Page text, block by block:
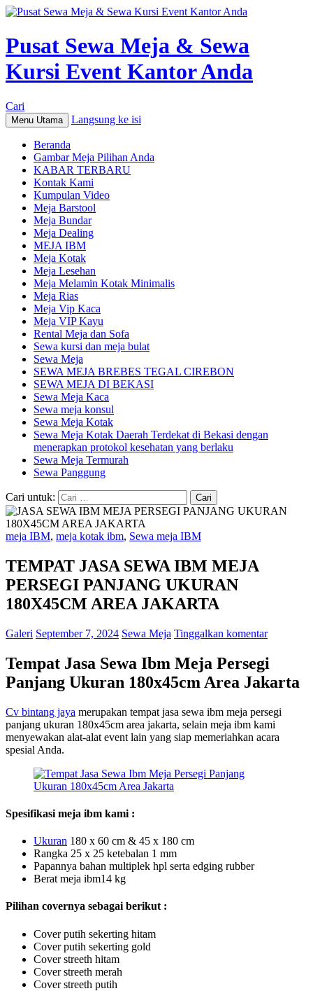
Pusat Sewa Meja & Sewa
Kursi Event Kantor Anda
Cari
Menu Utama Langsung ke isi
Beranda
Gambar Meja Pilihan Anda
KABAR TERBARU
Kontak Kami
Kumpulan Video
Meja Barstool
Meja Bundar
Meja Dealing
MEJA IBM
Meja Kotak
Meja Lesehan
Meja Melamin Kotak Minimalis
Meja Rias
Meja Vip Kaca
Meja VIP Kayu
Rental Meja dan Sofa
Sewa kursi dan meja bulat
Sewa Meja
SEWA MEJA BREBES TEGAL CIREBON
SEWA MEJA DI BEKASI
Sewa Meja Kaca
Sewa meja konsul
Sewa Meja Kotak
Sewa Meja Kotak Daerah Terdekat di Bekasi dengan
menerapkan protokol kesehatan yang berlaku
Sewa Meja Termurah
Sewa Panggung
Cari untuk:
meja IBM, meja kotak ibm, Sewa meja IBM
TEMPAT JASA SEWA IBM MEJA
PERSEGI PANJANG UKURAN
180X45CM AREA JAKARTA
Galeri September 7, 2024 Sewa Meja Tinggalkan komentar
Tempat Jasa Sewa Ibm Meja Persegi
Panjang Ukuran 180x45cm Area Jakarta
Cv bintang jaya merupakan tempat jasa sewa ibm meja persegi
panjang ukuran 180x45cm area jakarta, selain meja ibm kami
menyewakan alat-alat event lain yang siap memeriahkan acara
spesial Anda.
Spesifikasi meja ibm kami :
Ukuran 180 x 60 cm & 45 x 180 cm
Rangka 25 x 25 ketebalan 1 mm
Papannya bahan multiplek hpl serta edging rubber
Berat meja ibm14 kg
Pilihan covernya sebagai berikut :
Cover putih sekerting hitam
Cover putih sekerting gold
Cover streeth hitam
Cover streeth merah
Cover streeth putih